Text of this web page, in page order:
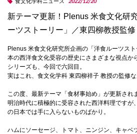
進路・就職
国際交流
新テーマ更新！Plenus 米食文化研
ーツストーリー」／東四柳教授監修
Plenus 米食文化研究所企画の「洋食ルーツス
本の西洋食文化受容の歴史にさまざまな視点か
シリーズも、今回で六回目。
実はこれ、食文化学科 東四柳祥子 教授の監修な
この度、最新テーマ「食材事始め」が更新され
明治時代に積極的に受容された西洋料理ですが
の日本では手に入らないものばかり。
ハムにソーセージ、トマト、ニンジン、キャベ